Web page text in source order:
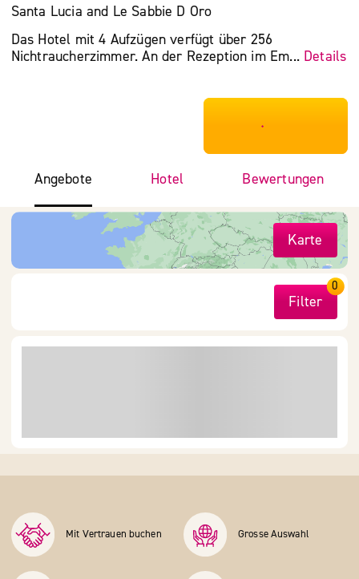
Santa Lucia and Le Sabbie D Oro
Das Hotel mit 4 Aufzügen verfügt über 256
Nichtraucherzimmer. An der Rezeption im Em... Details
***************
Angebote Hotel Bewertungen
Karte
Filter
0
Mit Vertrauen buchen Grosse Auswahl